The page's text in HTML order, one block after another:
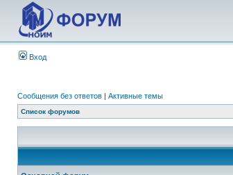
Вход
Сообщения без ответов | Активные темы
Список форумов